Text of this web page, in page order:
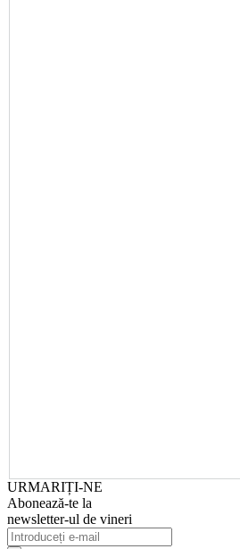
URMARIȚI-NE
Abonează-te la
newsletter-ul de vineri